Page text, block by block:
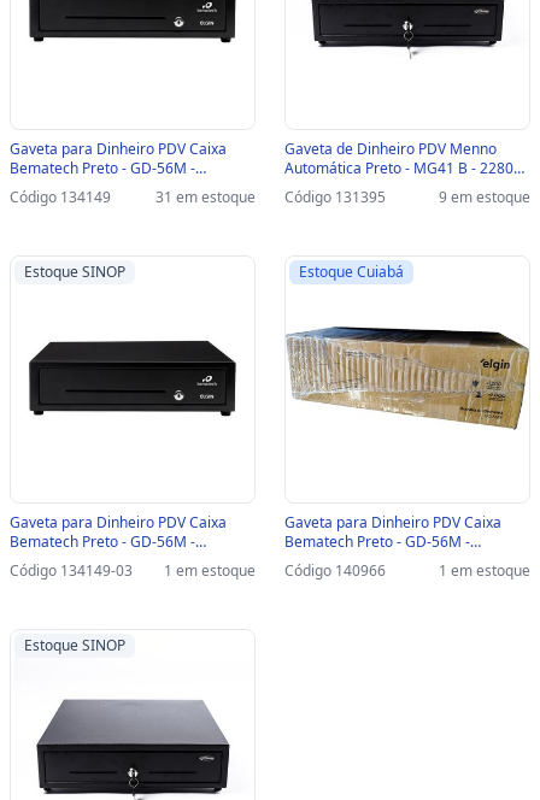
Gaveta para Dinheiro PDV Caixa
Bematech Preto - GD-56M -
46BGD5600211 - 46BGD5600211
Código 134149 31 em estoque
Gaveta de Dinheiro PDV Menno
Automática Preto - MG41 B - 22807 -
16613
Código 131395 9 em estoque
Estoque SINOP
Gaveta para Dinheiro PDV Caixa
Bematech Preto - GD-56M -
46BGD5600211-SINOP-03 -
46BGD5600211
Código 134149-03 1 em estoque
Estoque Cuiabá
Gaveta para Dinheiro PDV Caixa
Bematech Preto - GD-56M -
46BGD5600211 - NOVO COM CAIXA
AVARIADA E RISCO LATERAL -
Código 140966 1 em estoque
Estoque SINOP